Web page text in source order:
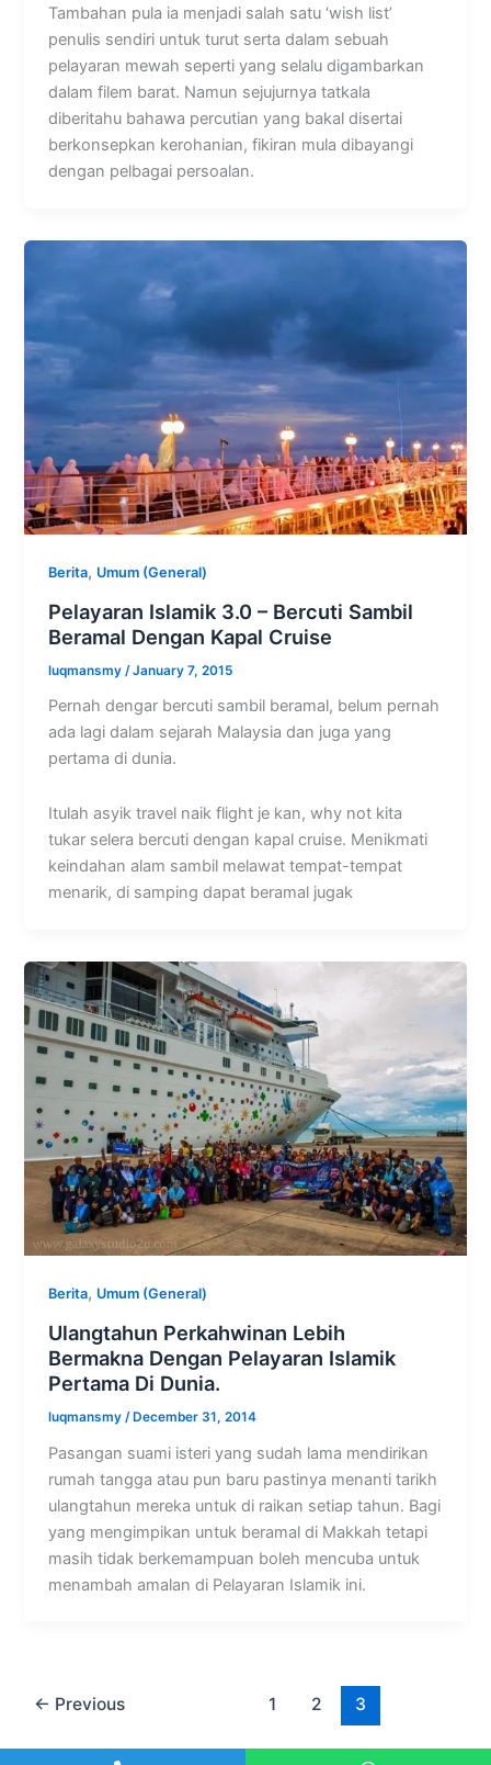
Tambahan pula ia menjadi salah satu ‘wish list’
penulis sendiri untuk turut serta dalam sebuah
pelayaran mewah seperti yang selalu digambarkan
dalam filem barat. Namun sejujurnya tatkala
diberitahu bahawa percutian yang bakal disertai
berkonsepkan kerohanian, fikiran mula dibayangi
dengan pelbagai persoalan.
Berita, Umum (General)
Pelayaran Islamik 3.0 – Bercuti Sambil
Beramal Dengan Kapal Cruise
luqmansmy /January 7, 2015
Pernah dengar bercuti sambil beramal, belum pernah
ada lagi dalam sejarah Malaysia dan juga yang
pertama di dunia.
Itulah asyik travel naik flight je kan, why not kita
tukar selera bercuti dengan kapal cruise. Menikmati
keindahan alam sambil melawat tempat-tempat
menarik, di samping dapat beramal jugak
Berita, Umum (General)
Ulangtahun Perkahwinan Lebih
Bermakna Dengan Pelayaran Islamik
Pertama Di Dunia.
luqmansmy /December 31, 2014
Pasangan suami isteri yang sudah lama mendirikan
rumah tangga atau pun baru pastinya menanti tarikh
ulangtahun mereka untuk di raikan setiap tahun. Bagi
yang mengimpikan untuk beramal di Makkah tetapi
masih tidak berkemampuan boleh mencuba untuk
menambah amalan di Pelayaran Islamik ini.
← Previous 1 2 3